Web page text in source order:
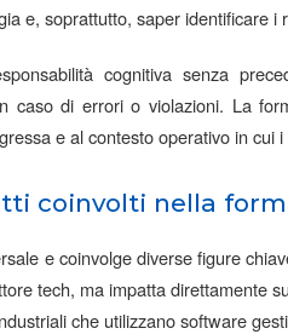
e, soprattutto, saper identificare
cognitiva senza
caso di errori o violazioni. La
e al contesto operativo in cui
coinvolti nella
e coinvolge diverse figure
tech, ma impatta direttamente
che utilizzano software